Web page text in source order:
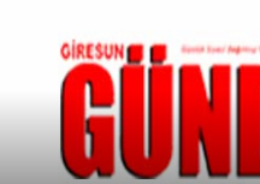
HARUN CİCİ: